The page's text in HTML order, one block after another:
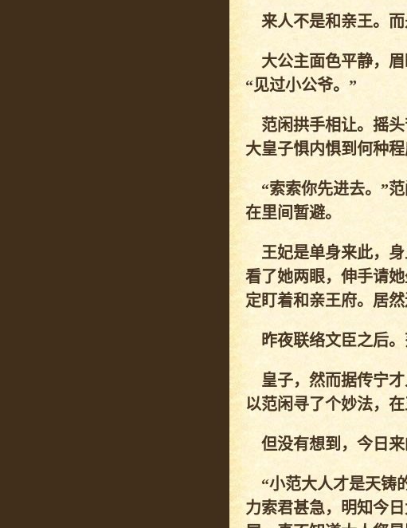
来人不是和亲王。而
大公主面色平静，眉
“见过小公爷。”
范闲拱手相让。摇头
大皇子惧内惧到何种
“索索你先进去。”范
在里间暂避。
王妃是单身来此，身
看了她两眼，伸手请
定盯着和亲王府。居
昨夜联络文臣之后。
皇子，然而据传宁才
以范闲寻了个妙法，
但没有想到，今日来
“小范大人才是天铸
力索君甚急，明知今